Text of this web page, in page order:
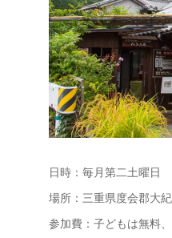
日時：毎月第二土曜日
場所：三重県度会郡大
参加費：子どもは無料